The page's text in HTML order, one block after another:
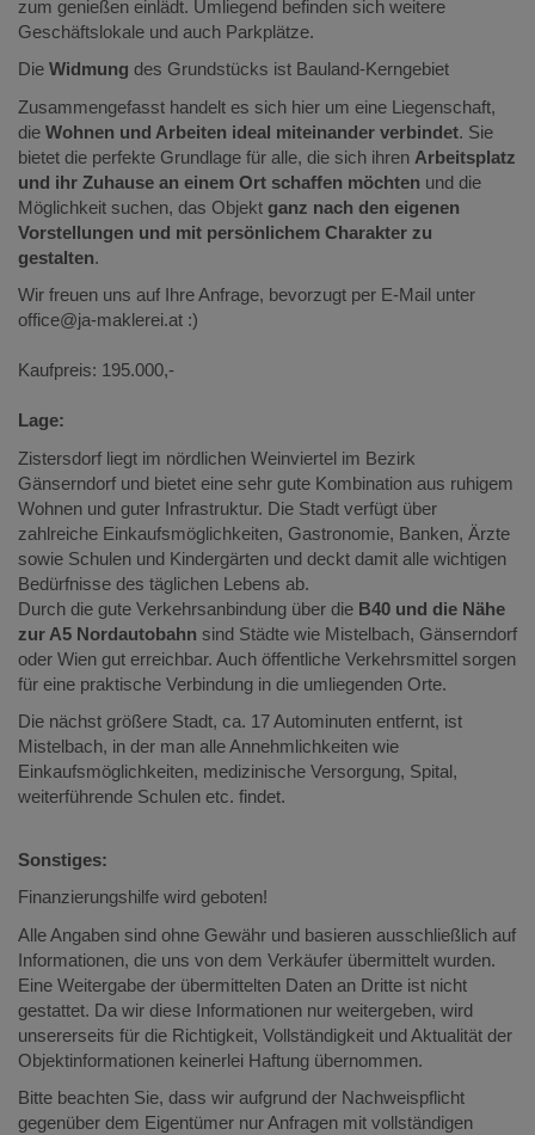
zum genießen einlädt. Umliegend befinden sich weitere
Geschäftslokale und auch Parkplätze.
Die Widmung des Grundstücks ist Bauland-Kerngebiet
Zusammengefasst handelt es sich hier um eine Liegenschaft,
die Wohnen und Arbeiten ideal miteinander verbindet. Sie
bietet die perfekte Grundlage für alle, die sich ihren Arbeitsplatz
und ihr Zuhause an einem Ort schaffen möchten und die
Möglichkeit suchen, das Objekt ganz nach den eigenen
Vorstellungen und mit persönlichem Charakter zu
gestalten.
Wir freuen uns auf Ihre Anfrage, bevorzugt per E-Mail unter
office@ja-maklerei.at :)
Kaufpreis: 195.000,-
Lage:
Zistersdorf liegt im nördlichen Weinviertel im Bezirk
Gänserndorf und bietet eine sehr gute Kombination aus ruhigem
Wohnen und guter Infrastruktur. Die Stadt verfügt über
zahlreiche Einkaufsmöglichkeiten, Gastronomie, Banken, Ärzte
sowie Schulen und Kindergärten und deckt damit alle wichtigen
Bedürfnisse des täglichen Lebens ab.
Durch die gute Verkehrsanbindung über die B40 und die Nähe
zur A5 Nordautobahn sind Städte wie Mistelbach, Gänserndorf
oder Wien gut erreichbar. Auch öffentliche Verkehrsmittel sorgen
für eine praktische Verbindung in die umliegenden Orte.
Die nächst größere Stadt, ca. 17 Autominuten entfernt, ist
Mistelbach, in der man alle Annehmlichkeiten wie
Einkaufsmöglichkeiten, medizinische Versorgung, Spital,
weiterführende Schulen etc. findet.
Sonstiges:
Finanzierungshilfe wird geboten!
Alle Angaben sind ohne Gewähr und basieren ausschließlich auf
Informationen, die uns von dem Verkäufer übermittelt wurden.
Eine Weitergabe der übermittelten Daten an Dritte ist nicht
gestattet. Da wir diese Informationen nur weitergeben, wird
unsererseits für die Richtigkeit, Vollständigkeit und Aktualität der
Objektinformationen keinerlei Haftung übernommen.
Bitte beachten Sie, dass wir aufgrund der Nachweispflicht
gegenüber dem Eigentümer nur Anfragen mit vollständigen